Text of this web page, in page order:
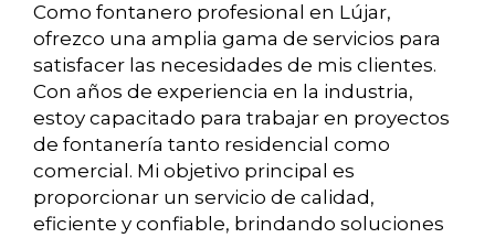
Como fontanero profesional en Lújar,
ofrezco una amplia gama de servicios para
satisfacer las necesidades de mis clientes.
Con años de experiencia en la industria,
estoy capacitado para trabajar en proyectos
de fontanería tanto residencial como
comercial. Mi objetivo principal es
proporcionar un servicio de calidad,
eficiente y confiable, brindando soluciones